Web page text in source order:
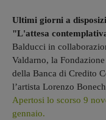
Ultimi giorni a
"L'attesa
Balducci in
Valdarno, la
della Banca di Credito
l’artista Lorenzo
Apertosi lo scorso 9
gennaio.